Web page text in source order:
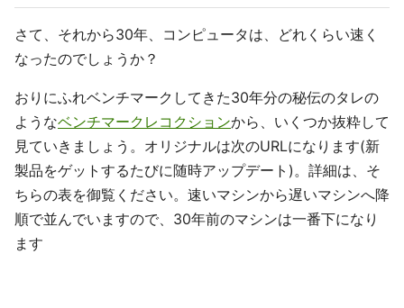
さて、それから30年、コンピュータは、どれくらい速く
なったのでしょうか？
おりにふれベンチマークしてきた30年分の秘伝のタレの
ようなベンチマークレコクションから、いくつか抜粋して
見ていきましょう。オリジナルは次のURLになります(新
製品をゲットするたびに随時アップデート)。詳細は、そ
ちらの表を御覧ください。速いマシンから遅いマシンへ降
順で並んでいますので、30年前のマシンは一番下になり
ます